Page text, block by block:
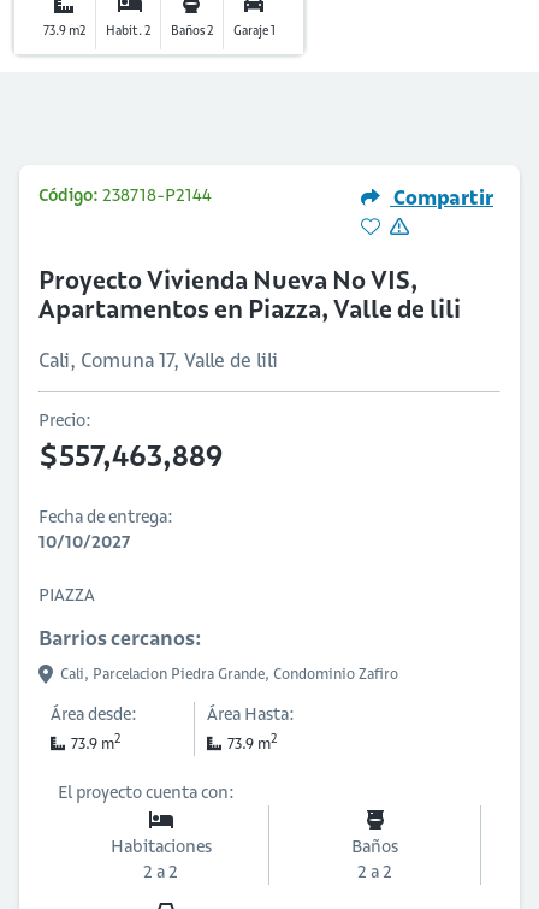
73.9 m2 Habit. 2 Baños 2 Garaje 1
Código: 238718-P2144 Compartir
Proyecto Vivienda Nueva No VIS,
Apartamentos en Piazza, Valle de lili
Cali, Comuna 17, Valle de lili
Precio:
$557,463,889
Fecha de entrega:
10/10/2027
PIAZZA
Barrios cercanos:
Cali, Parcelacion Piedra Grande, Condominio Zafiro
Área desde:
73.9 m2
Área Hasta:
73.9 m2
El proyecto cuenta con:
Habitaciones
2 a 2
Baños
2 a 2